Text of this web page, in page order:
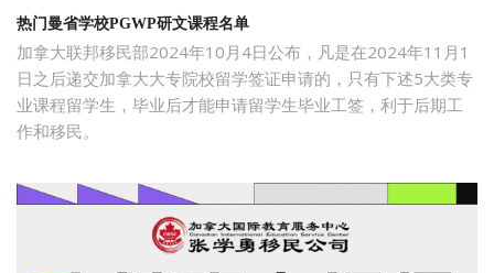
热门曼省学校PGWP研文课程名单
加拿大联邦移民部2024年10月4日公布，凡是在2024年11月1
日之后递交加拿大大专院校留学签证申请的，只有下述5大类专
业课程留学生，毕业后才能申请留学生毕业工签，利于后期工
作和移民。